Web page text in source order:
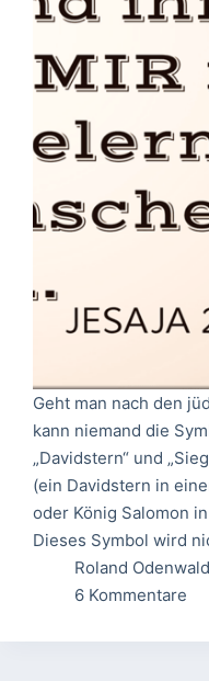
Geht man nach den
kann niemand die
„Davidstern“ und
(ein Davidstern in
oder König Salomon
Dieses Symbol wird
Roland Odenwald
6 Kommentare